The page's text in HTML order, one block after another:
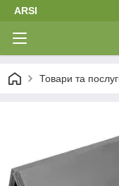
ARSI
Товари та